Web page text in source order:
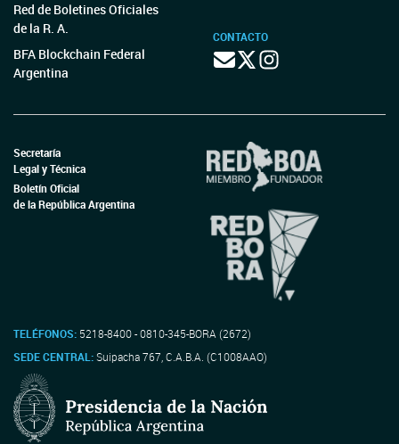
Red de Boletines Oficiales
de la R. A.
BFA Blockchain Federal
Argentina
CONTACTO
Secretaría
Legal y Técnica
Boletín Oficial
de la República Argentina
TELÉFONOS: 5218-8400 - 0810-345-BORA (2672)
SEDE CENTRAL:Suipacha 767, C.A.B.A. (C1008AAO)